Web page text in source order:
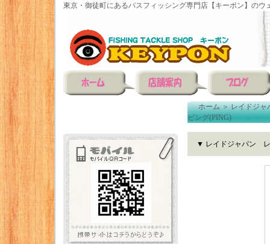
東京・御徒町にあるバスフィッシング専門店【キーポン】のウ
ホーム＞レイドジャ
ピング(PING)
▼ レイドジャパン